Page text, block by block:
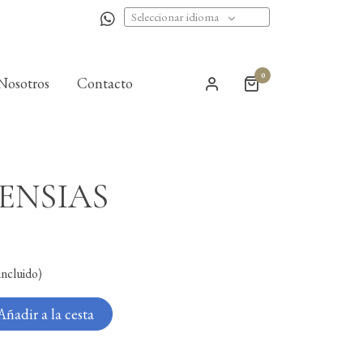
Seleccionar idioma
Contacto 0
a la cesta